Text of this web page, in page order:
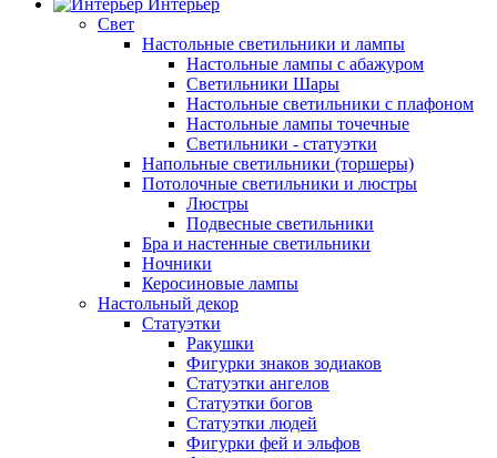
Интерьер
Свет
Настольные светильники и лампы
Настольные лампы с абажуром
Светильники Шары
Настольные светильники с плафоном
Настольные лампы точечные
Светильники - статуэтки
Напольные светильники (торшеры)
Потолочные светильники и люстры
Люстры
Подвесные светильники
Бра и настенные светильники
Ночники
Керосиновые лампы
Настольный декор
Статуэтки
Ракушки
Фигурки знаков зодиаков
Статуэтки ангелов
Статуэтки богов
Статуэтки людей
Фигурки фей и эльфов